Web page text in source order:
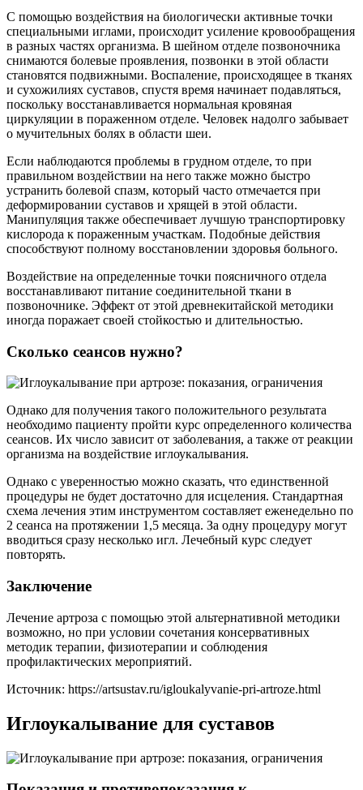
С помощью воздействия на биологически активные точки
специальными иглами, происходит усиление кровообращения
в разных частях организма. В шейном отделе позвоночника
снимаются болевые проявления, позвонки в этой области
становятся подвижными. Воспаление, происходящее в тканях
и сухожилиях суставов, спустя время начинает подавляться,
поскольку восстанавливается нормальная кровяная
циркуляции в пораженном отделе. Человек надолго забывает
о мучительных болях в области шеи.
Если наблюдаются проблемы в грудном отделе, то при
правильном воздействии на него также можно быстро
устранить болевой спазм, который часто отмечается при
деформировании суставов и хрящей в этой области.
Манипуляция также обеспечивает лучшую транспортировку
кислорода к пораженным участкам. Подобные действия
способствуют полному восстановлении здоровья больного.
Воздействие на определенные точки поясничного отдела
восстанавливают питание соединительной ткани в
позвоночнике. Эффект от этой древнекитайской методики
иногда поражает своей стойкостью и длительностью.
Сколько сеансов нужно?
Однако для получения такого положительного результата
необходимо пациенту пройти курс определенного количества
сеансов. Их число зависит от заболевания, а также от реакции
организма на воздействие иглоукалывания.
Однако с уверенностью можно сказать, что единственной
процедуры не будет достаточно для исцеления. Стандартная
схема лечения этим инструментом составляет еженедельно по
2 сеанса на протяжении 1,5 месяца. За одну процедуру могут
вводиться сразу несколько игл. Лечебный курс следует
повторять.
Заключение
Лечение артроза с помощью этой альтернативной методики
возможно, но при условии сочетания консервативных
методик терапии, физиотерапии и соблюдения
профилактических мероприятий.
Источник: https://artsustav.ru/igloukalyvanie-pri-artroze.html
Иглоукалывание для суставов